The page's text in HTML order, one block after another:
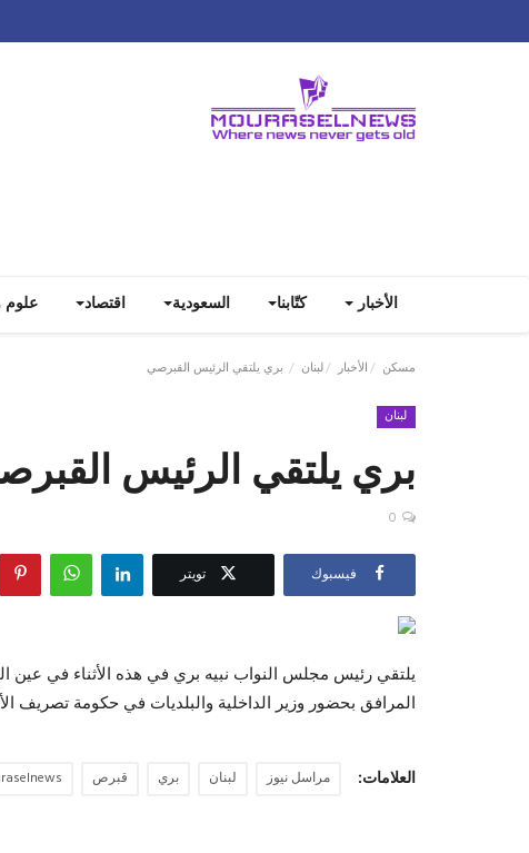
الأخبار كتّابنا السعودية اقتصاد علوم
مسكن الأخبار لبنان بري يلتقي الرئيس القبرصي
لبنان
بري يلتقي الرئيس
0
فيسبوك تويتر
يلتقي رئيس مجلس النواب نبيه بري في هذه الأثناء في
المرافق بحضور وزير الداخلية والبلديات في حكومة تصريف
العلامات: مراسل نيوز لبنان بري قبرص